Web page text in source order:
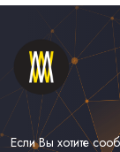
Если Вы хотите